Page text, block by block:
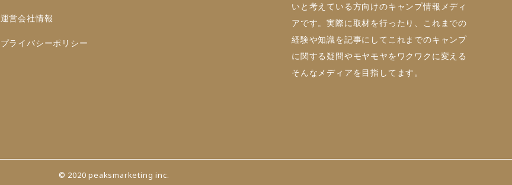
運営会社情報
プライバシーポリシー
いと考えている方向けのキャンプ情報メディ
アです。実際に取材を行ったり、これまでの
経験や知識を記事にしてこれまでのキャンプ
に関する疑問やモヤモヤをワクワクに変える
そんなメディアを目指してます。
© 2020 peaksmarketing inc.